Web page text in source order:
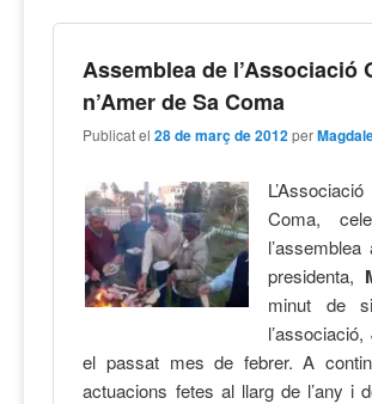
Assemblea de l’Associació
n’Amer de Sa Coma
Publicat el28 de març de 2012 per
Coma,
presidenta,
minut de
l’associació,
el passat mes de febrer. A
actuacions fetes al llarg de l’any i